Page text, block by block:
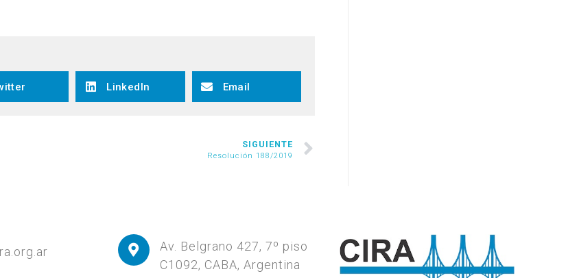
LinkedIn Email
SIGUIENTE
Resolución 188/2019
Av. Belgrano 427, 7º piso
C1092, CABA, Argentina